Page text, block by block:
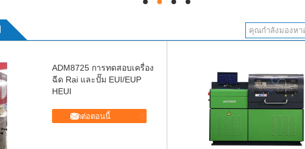
hd hd hd hd
ADM8725 การทดสอบเครื่อง
ฉีด Rai และปั๊ม EUI/EUP
HEUI
ติดต่อตอนนี้